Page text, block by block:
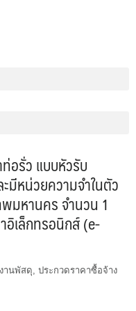
อรั่ว แบบหัวรับ
หน่วยความจำในตัว
พมหานคร จำนวน 1
อิเล็กทรอนิกส์ (e-
านพัสดุ, ประกวดราคาซื้อจ้าง